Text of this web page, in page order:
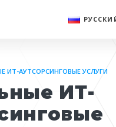
ИТ-АУТСОРСИНГОВЫЕ УСЛУГИ
ИТ-